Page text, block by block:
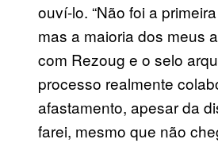
ouví-lo. “Não foi a
mas a maioria dos meus
com Rezoug e o selo
processo realmente
afastamento, apesar da
farei, mesmo que não